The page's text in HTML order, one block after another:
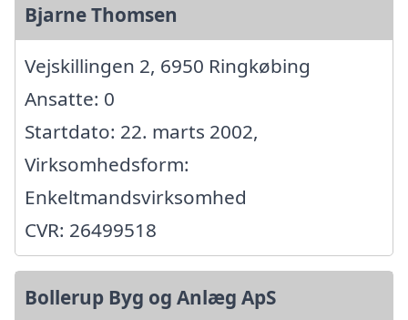
Bjarne Thomsen
Vejskillingen 2, 6950 Ringkøbing
Ansatte: 0
Startdato: 22. marts 2002,
Virksomhedsform:
Enkeltmandsvirksomhed
CVR: 26499518
Bollerup Byg og Anlæg ApS